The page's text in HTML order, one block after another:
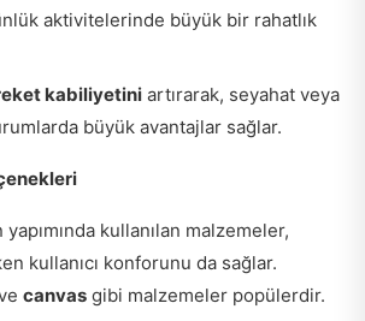
aktivitelerinde büyük bir rahatlık
kabiliyetini artırarak, seyahat veya
büyük avantajlar sağlar.
yapımında kullanılan malzemeler,
kullanıcı konforunu da sağlar.
canvas gibi malzemeler popülerdir.